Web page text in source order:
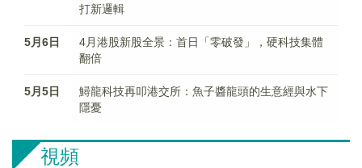
打新邏輯
5月6日
4月港股新股全景：首日「零破發」，硬科技集體
翻倍
5月5日
鱘龍科技再叩港交所：魚子醬龍頭的生意經與水下
隱憂
視頻